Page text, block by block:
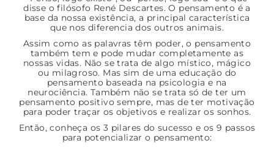
disse o filósofo René Descartes. O pensamento é a
base da nossa existência, a principal característica
que nos diferencia dos outros animais.
Assim como as palavras têm poder, o pensamento
também tem e pode mudar completamente as
nossas vidas. Não se trata de algo místico, mágico
ou milagroso. Mas sim de uma educação do
pensamento baseada na psicologia e na
neurociência. Também não se trata só de ter um
pensamento positivo sempre, mas de ter motivação
para poder traçar os objetivos e realizar os sonhos.
Então, conheça os 3 pilares do sucesso e os 9 passos
para potencializar o pensamento: